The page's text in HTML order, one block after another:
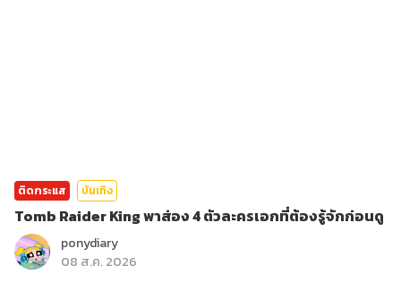
ติดกระแส บันเทิง
Tomb Raider King พาส่อง 4 ตัวละครเอกที่ต้องรู้จักก่อนดู
ponydiary
08 ส.ค. 2026